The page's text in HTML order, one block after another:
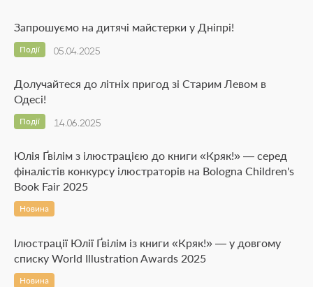
Запрошуємо на дитячі майстерки у Дніпрі!
05.04.2025
Події
Долучайтеся до літніх пригод зі Старим Левом в
Одесі!
14.06.2025
Події
Юлія Ґвілім з ілюстрацією до книги «Кряк!» — серед
фіналістів конкурсу ілюстраторів на Bologna Children's
Book Fair 2025
Новина
Ілюстрації Юлії Ґвілім із книги «Кряк!» — у довгому
списку World Illustration Awards 2025
Новина